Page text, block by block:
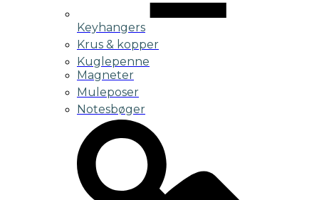
Keyhangers
Krus & kopper
Kuglepenne
Magneter
Muleposer
Notesbøger